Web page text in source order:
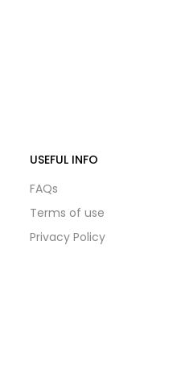
USEFUL INFO
FAQs
Terms of use
Privacy Policy